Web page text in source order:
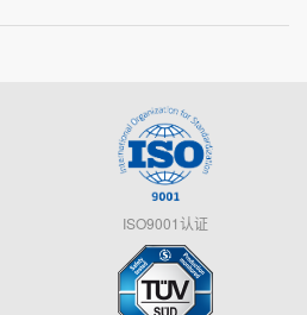
ISO9001认证